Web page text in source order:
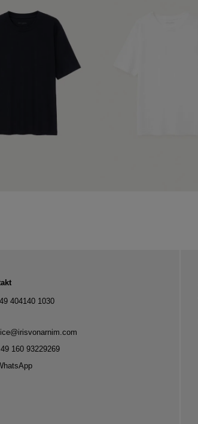
404140 1030
160 93229269